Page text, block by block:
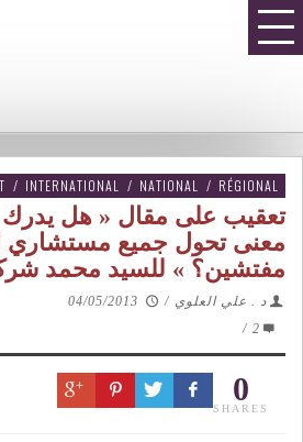
/ INTERNATIONAL / NATIONAL / RÉGIONAL
تعقيب على مقال « هل يدرك
معنى تحول جميع مستشاري
مفتشين؟ » للسيد محمد
د . علي العلوي /
04/05/2013
2
/
0
SHARES